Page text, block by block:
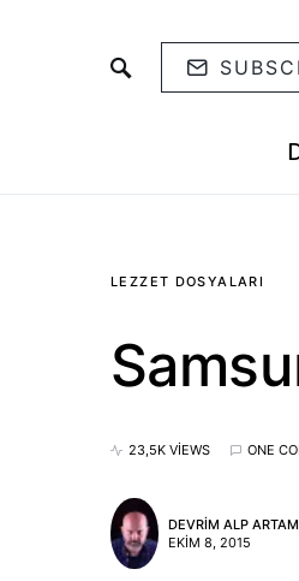
LEZZET DOSYALARI
23,5K VIEWS ONE
DEVRIM ALP ARTAM
EKIM 8, 2015